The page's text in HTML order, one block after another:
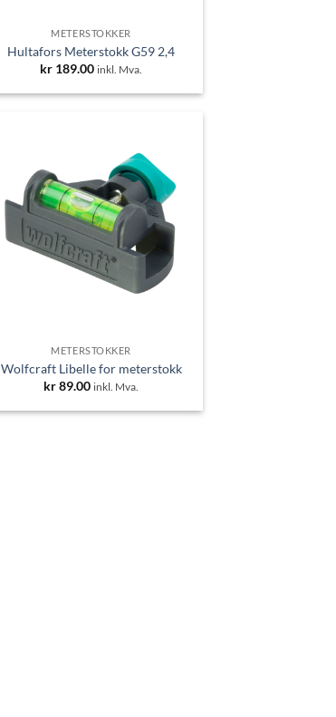
METERSTOKKER
Hultafors Meterstokk G59 2,4
kr 189.00 inkl. Mva.
METERSTOKKER
Wolfcraft Libelle for meterstokk
kr89.00 inkl. Mva.